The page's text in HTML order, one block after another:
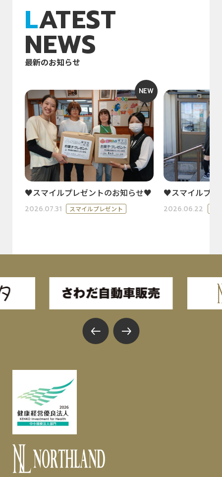
LATEST
NEWS
最新のお知らせ
NEW
♥スマイルプレゼントのお知らせ♥
2026.07.31 スマイルプレゼント
♥スマイルプ
2026.06.22